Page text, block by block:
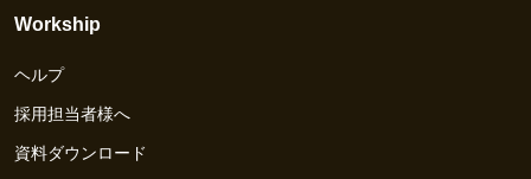
Workship
ヘルプ
採用担当者様へ
資料ダウンロード